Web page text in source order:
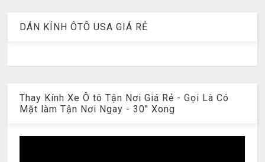
DÁN KÍNH ÔTÔ USA GIÁ RẺ
Thay Kính Xe Ô tô Tận Nơi Giá Rẻ - Gọi Là Có
Mặt làm Tận Nơi Ngay - 30" Xong